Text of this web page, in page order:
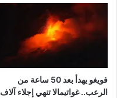
فويغو يهدأ بعد 50 ساعة من
الرعب.. غواتيمالا تنهي إجلاء آلاف